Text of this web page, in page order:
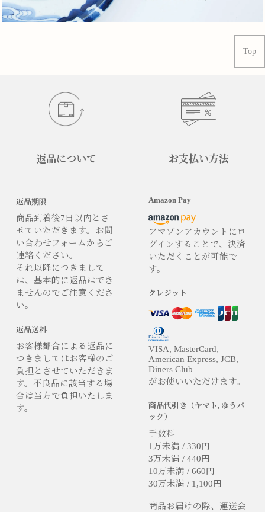
Top
返品について
返品期限
商品到着後7日以内とさ
せていただきます。お問
い合わせフォームからご
連絡ください。
それ以降につきまして
は、基本的に返品はでき
ませんのでご注意くださ
い。
返品送料
お客様都合による返品に
つきましてはお客様のご
負担とさせていただきま
す。不良品に該当する場
合は当方で負担いたしま
す。
お支払い方法
Amazon Pay
アマゾンアカウントにロ
グインすることで、決済
いただくことが可能で
す。
クレジット
VISA, MasterCard,
American Express, JCB,
Diners Club
がお使いいただけます。
商品代引き（ヤマト, ゆうパ
ック）
手数料
1万未満 / 330円
3万未満 / 440円
10万未満 / 660円
30万未満 / 1,100円
商品お届けの際、運送会